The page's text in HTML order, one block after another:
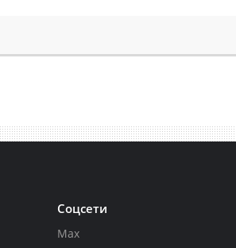
Соцсети
Max